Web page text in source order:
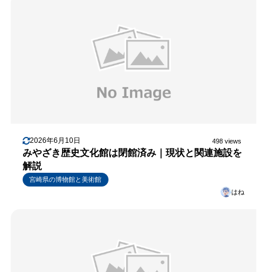
2026年6月10日 498 views
みやざき歴史文化館は閉館済み｜現状と関連施設を
解説
宮崎県の博物館と美術館
はね